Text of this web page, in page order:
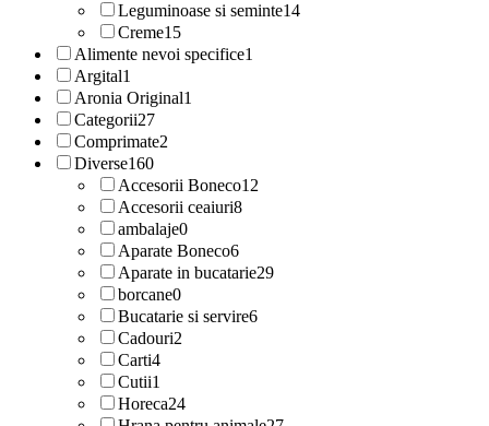
Leguminoase si seminte14
Creme15
Alimente nevoi specifice1
Argital1
Aronia Original1
Categorii27
Comprimate2
Diverse160
Accesorii Boneco12
Accesorii ceaiuri8
ambalaje0
Aparate Boneco6
Aparate in bucatarie29
borcane0
Bucatarie si servire6
Cadouri2
Carti4
Cutii1
Horeca24